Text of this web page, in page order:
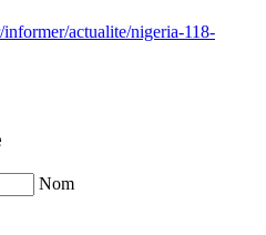
actualite/nigeria-118-
Nom